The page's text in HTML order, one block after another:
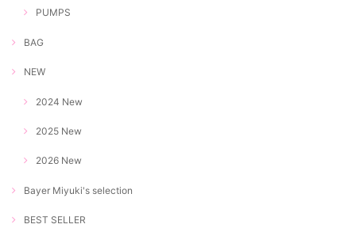
PUMPS
BAG
NEW
2024 New
2025 New
2026 New
Bayer Miyuki's selection
BEST SELLER